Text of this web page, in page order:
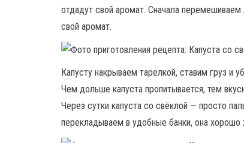
отдадут свой аромат. Сначала
свой аромат.
Капусту накрываем тарелкой, ставим груз и
Чем дольше капуста пропитывается, тем
Через сутки капуста со свёклой — просто
перекладываем в удобные банки, она хорошо